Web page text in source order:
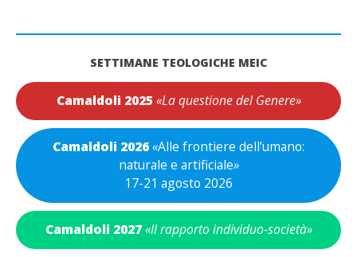
SETTIMANE TEOLOGICHE MEIC
Camaldoli 2025 «La questione del Genere»
Camaldoli 2026«Alle frontiere dell’umano:
naturale e artificiale»
17-21 agosto 2026
Camaldoli 2027 «Il rapporto individuo-società»